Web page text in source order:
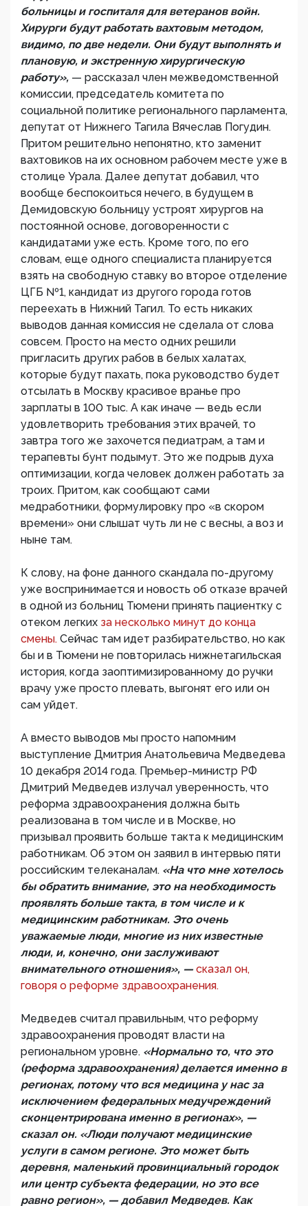
больницы и госпиталя для ветеранов войн.
Хирурги будут работать вахтовым методом,
видимо, по две недели. Они будут выполнять и
плановую, и экстренную хирургическую
работу», — рассказал член межведомственной
комиссии, председатель комитета по
социальной политике регионального парламента,
депутат от Нижнего Тагила Вячеслав Погудин.
Притом решительно непонятно, кто заменит
вахтовиков на их основном рабочем месте уже в
столице Урала. Далее депутат добавил, что
вообще беспокоиться нечего, в будущем в
Демидовскую больницу устроят хирургов на
постоянной основе, договоренности с
кандидатами уже есть. Кроме того, по его
словам, еще одного специалиста планируется
взять на свободную ставку во второе отделение
ЦГБ №1, кандидат из другого города готов
переехать в Нижний Тагил. То есть никаких
выводов данная комиссия не сделала от слова
совсем. Просто на место одних решили
пригласить других рабов в белых халатах,
которые будут пахать, пока руководство будет
отсылать в Москву красивое вранье про
зарплаты в 100 тыс. А как иначе — ведь если
удовлетворить требования этих врачей, то
завтра того же захочется педиатрам, а там и
терапевты бунт подымут. Это же подрыв духа
оптимизации, когда человек должен работать за
троих. Притом, как сообщают сами
медработники, формулировку про «в скором
времени» они слышат чуть ли не с весны, а воз и
ныне там.
К слову, на фоне данного скандала по-другому
уже воспринимается и новость об отказе врачей
в одной из больниц Тюмени принять пациентку с
отеком легких за несколько минут до конца
смены. Сейчас там идет разбирательство, но как
бы и в Тюмени не повторилась нижнетагильская
история, когда заоптимизированному до ручки
врачу уже просто плевать, выгонят его или он
сам уйдет.
А вместо выводов мы просто напомним
выступление Дмитрия Анатольевича Медведева
10 декабря 2014 года. Премьер-министр РФ
Дмитрий Медведев излучал уверенность, что
реформа здравоохранения должна быть
реализована в том числе и в Москве, но
призывал проявить больше такта к медицинским
работникам. Об этом он заявил в интервью пяти
российским телеканалам. «На что мне хотелось
бы обратить внимание, это на необходимость
проявлять больше такта, в том числе и к
медицинским работникам. Это очень
уважаемые люди, многие из них известные
люди, и, конечно, они заслуживают
внимательного отношения», — сказал он,
говоря о реформе здравоохранения.
Медведев считал правильным, что реформу
здравоохранения проводят власти на
региональном уровне. «Нормально то, что это
(реформа здравоохранения) делается именно в
регионах, потому что вся медицина у нас за
исключением федеральных медучреждений
сконцентрирована именно в регионах», —
сказал он. «Люди получают медицинские
услуги в самом регионе. Это может быть
деревня, маленький провинциальный городок
или центр субъекта федерации, но это все
равно регион», — добавил Медведев. Как